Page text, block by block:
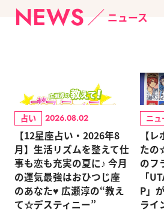
NEWS ニュース
占い 2026.08.02
【12星座占い・2026年8
月】生活リズムを整えて仕
事も恋も充実の夏に♪ 今月
の運気最強はおひつじ座
のあなた♥ 広瀬淳の“教え
て☆デスティニー”
ニュ
【
たの
のフ
「
P」
ライ